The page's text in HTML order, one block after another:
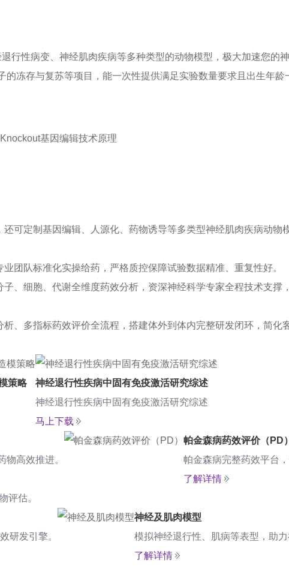
行性病变、神经肌肉疾病等多种类型的动物模型，极大加速您的
冻存与复苏等项目，能一次性提供满足实验数量要求且出生年龄
基因编辑技术原理
可定制基因编辑、人源化、药物诱导等多类型神经肌肉疾病动物
团队标准化实操给药，严格质控保障试验数据精准、重复性好。
、细胞、代谢全维度药效分析，资深神经科学专家全程技术支撑
、多指标药效评价全流程，搭建体外到体内完整研发闭环，简化
策略
神经退行性疾病中固有免疫激活研究综述
神经退行性疾病中固有免疫激活研究综述
马上下载
高效推进。
帕金森病药效评价（PD）
帕金森病完整药效平台
了解详情
评估。
研发引擎。
神经及肌肉模型
模拟神经退行性、肌病等表型，助力
了解详情